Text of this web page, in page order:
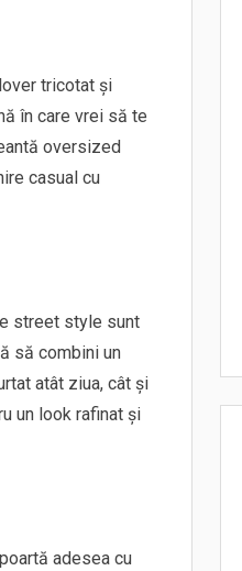
tricotat și
în care vrei să te
oversized
casual cu
street style sunt
să combini un
atât ziua, cât și
un look rafinat și
adesea cu